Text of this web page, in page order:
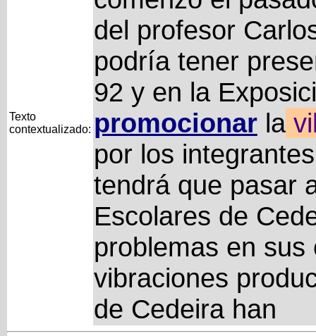
Texto
contextualizado:
del profesor
podría tener
92 y en la
promocionarla
por los
tendrá que pasar
Escolares de
problemas en
vibraciones
de Cedeira han